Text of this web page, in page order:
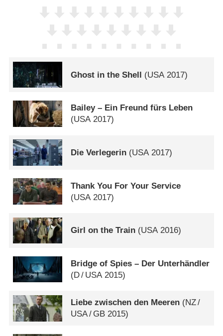
Ghost in the Shell (USA 2017)
Bailey – Ein Freund fürs Leben
(USA2017)
Die Verlegerin (USA2017)
Thank You For Your Service
(USA 2017)
Girl on the Train (USA2016)
Bridge of Spies – Der Unterhändler
(D/ USA2015)
Liebe zwischen den Meeren (NZ/
USA/ GB 2015)